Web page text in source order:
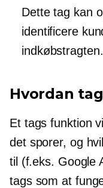
Dette tag kan
identificere
indkøbstragten.
Hvordan
Et tags funktion
det sporer, og
til (f.eks. Google
tags som at